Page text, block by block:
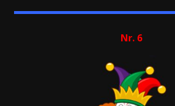
Nr. 6